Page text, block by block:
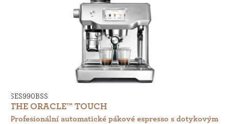
SES990BSS
THE ORACLE™ TOUCH
Profesionální automatické pákové espresso s dotykovým